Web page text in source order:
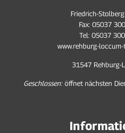
Friedrich-
Fax: 05037
Tel: 05037
www.rehburg-
31547 Rehburg-
Klicken, um weitere Öffnungs-
Geschlossen: öffnet nächsten